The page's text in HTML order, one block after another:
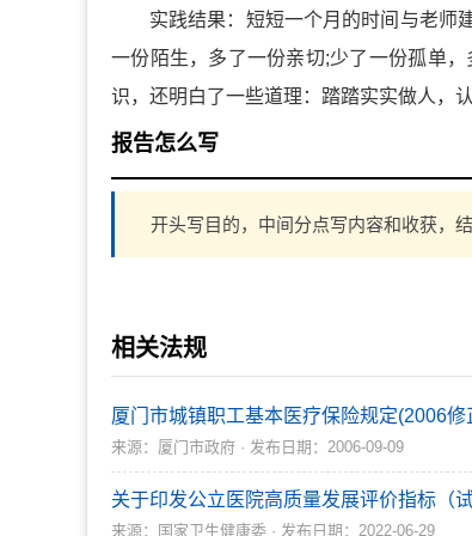
实践结果：短短一个月的时间与老师
一份陌生，多了一份亲切;少了一份孤单
识，还明白了一些道理：踏踏实实做人，
报告怎么写
开头写目的，中间分点写内容和收获，
相关法规
厦门市城镇职工基本医疗保险规定(2006修
来源：厦门市政府 · 发布日期：2006-09-09
关于印发公立医院高质量发展评价指标（
来源：国家卫生健康委 · 发布日期：2022-06-29